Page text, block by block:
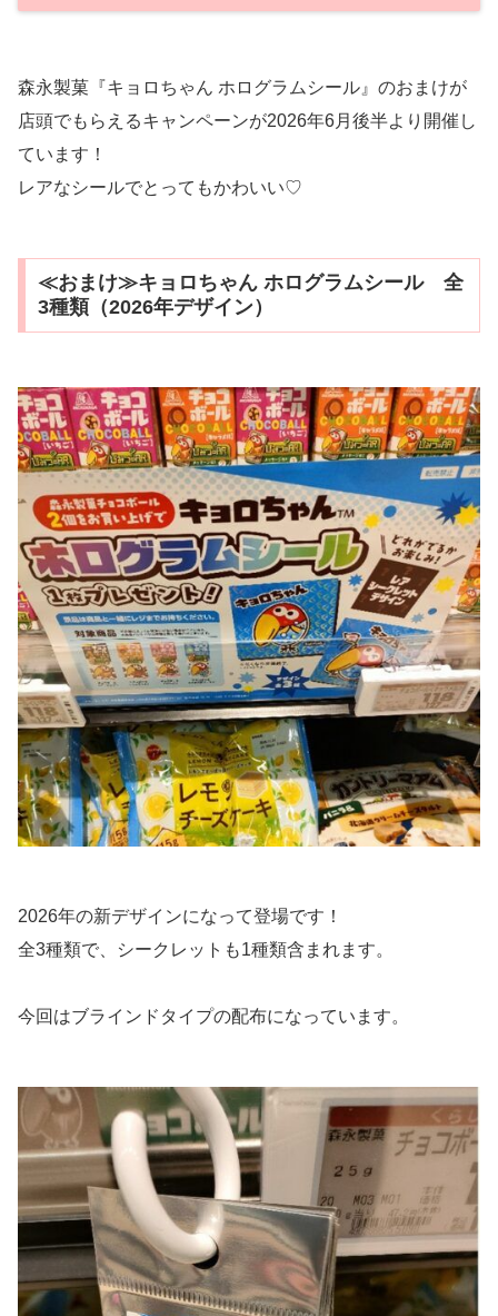
森永製菓『キョロちゃん ホログラムシール』のおまけが
店頭でもらえるキャンペーンが2026年6月後半より開催し
ています！
レアなシールでとってもかわいい♡
≪おまけ≫キョロちゃん ホログラムシール 全
3種類（2026年デザイン）
2026年の新デザインになって登場です！
全3種類で、シークレットも1種類含まれます。
今回はブラインドタイプの配布になっています。